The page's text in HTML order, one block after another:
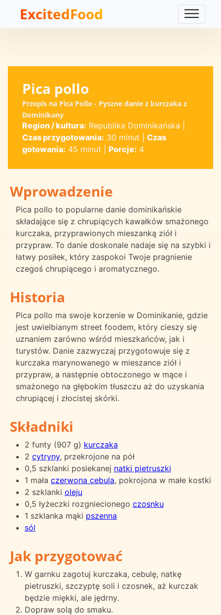
ExcitedFood
Pica pollo
Przepis na Pica Pollo - Pyszne danie z kurczaka z
Dominikany
Region / kultura: Republika Dominikańska
Czas przygotowania: 30 minut
Czas
gotowania: 45 minut Porcje: 4
Wprowadzenie
Pica pollo to popularne danie dominikańskie
składające się z chrupiących kawałków smażonego
kurczaka, przyprawionych mieszanką ziół i
przypraw. To danie doskonale nadaje się na szybki i
łatwy posiłek, który zaspokoi Twoje pragnienie
czegoś chrupiącego i aromatycznego.
Historia
Pica pollo ma swoje korzenie w Dominikanie, gdzie
jest uwielbianym street foodem, który cieszy się
uznaniem zarówno wśród mieszkańców, jak i
turystów. Danie zazwyczaj przygotowuje się z
kurczaka marynowanego w mieszance ziół i
przypraw, a następnie obtoczonego w mące i
smażonego na głębokim tłuszczu aż do uzyskania
chrupiącej i złocistej skórki.
Składniki
2 funty (907 g) kurczaka
2 cytryny, przekrojone na pół
0,5 szklanki posiekanej natki pietruszki
1 mała czerwona cebula, pokrojona w małe kostki
2 szklanki oleju
0,5 łyżeczki rozgniecionego czosnku
1 szklanka mąki pszenna
sól
Jak przygotować
W garnku zagotuj kurczaka, cebulę, natkę
pietruszki, szczyptę soli i czosnek, aż kurczak
będzie miękki, ale jędrny.
Dopraw solą do smaku.